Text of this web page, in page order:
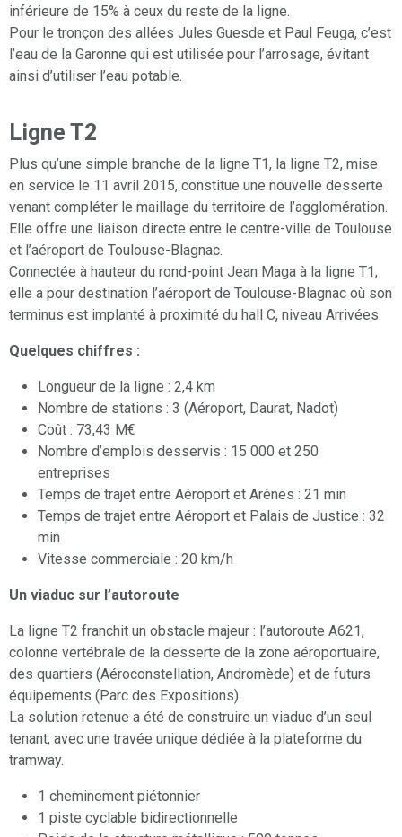
inférieure de 15% à ceux du reste de la ligne.
Pour le tronçon des allées Jules Guesde et Paul Feuga, c’est
l’eau de la Garonne qui est utilisée pour l’arrosage, évitant
ainsi d’utiliser l’eau potable.
Ligne T2
Plus qu’une simple branche de la ligne T1, la ligne T2, mise
en service le 11 avril 2015, constitue une nouvelle desserte
venant compléter le maillage du territoire de l’agglomération.
Elle offre une liaison directe entre le centre-ville de Toulouse
et l’aéroport de Toulouse-Blagnac.
Connectée à hauteur du rond-point Jean Maga à la ligne T1,
elle a pour destination l’aéroport de Toulouse-Blagnac où son
terminus est implanté à proximité du hall C, niveau Arrivées.
Quelques chiffres :
Longueur de la ligne : 2,4 km
Nombre de stations : 3 (Aéroport, Daurat, Nadot)
Coût : 73,43 M€
Nombre d’emplois desservis : 15 000 et 250
entreprises
Temps de trajet entre Aéroport et Arènes : 21 min
Temps de trajet entre Aéroport et Palais de Justice : 32
min
Vitesse commerciale : 20 km/h
Un viaduc sur l’autoroute
La ligne T2 franchit un obstacle majeur : l’autoroute A621,
colonne vertébrale de la desserte de la zone aéroportuaire,
des quartiers (Aéroconstellation, Andromède) et de futurs
équipements (Parc des Expositions).
La solution retenue a été de construire un viaduc d’un seul
tenant, avec une travée unique dédiée à la plateforme du
tramway.
1 cheminement piétonnier
1 piste cyclable bidirectionnelle